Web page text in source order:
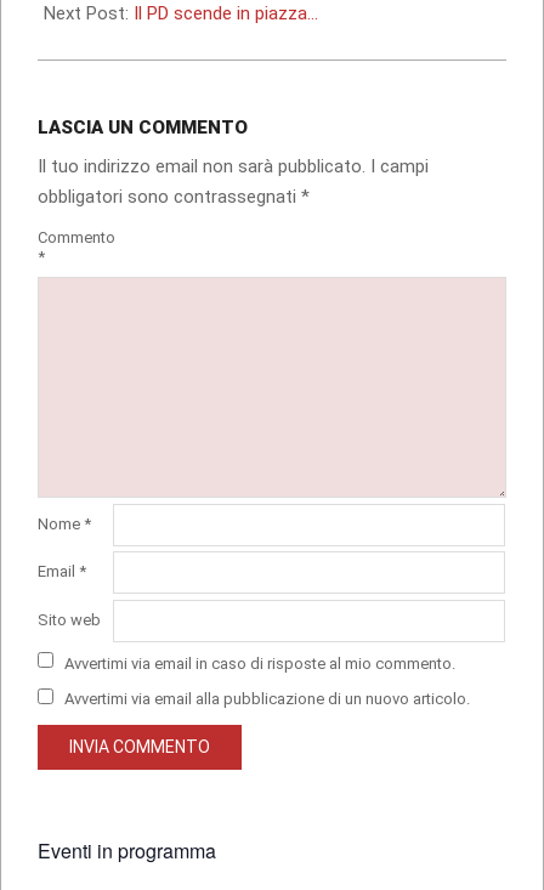
23
Next Post: Il PD scende in piazza…
LASCIA UN COMMENTO
Il tuo indirizzo email non sarà pubblicato. I campi
obbligatori sono contrassegnati *
Commento
*
Nome *
Email *
Sito web
Avvertimi via email in caso di risposte al mio commento.
Avvertimi via email alla pubblicazione di un nuovo articolo.
Eventi in programma